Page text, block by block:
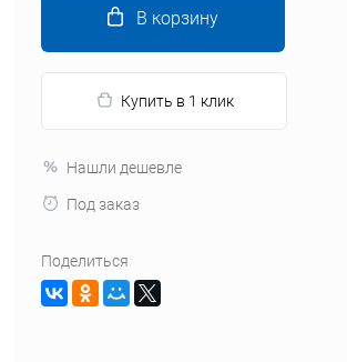
В корзину
Купить в 1 клик
Нашли дешевле
Под заказ
Поделиться